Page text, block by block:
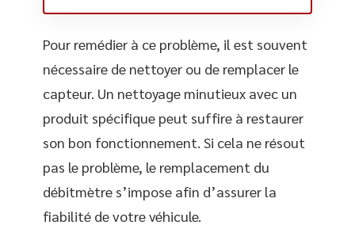
Pour remédier à ce problème, il est souvent
nécessaire de nettoyer ou de remplacer le
capteur. Un nettoyage minutieux avec un
produit spécifique peut suffire à restaurer
son bon fonctionnement. Si cela ne résout
pas le problème, le remplacement du
débitmètre s’impose afin d’assurer la
fiabilité de votre véhicule.